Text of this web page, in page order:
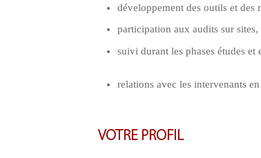
développement des outils et des
participation aux audits sur sites,
suivi durant les phases études
relations avec les intervenants
VOTRE PROFIL